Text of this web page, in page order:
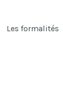
Les formalités